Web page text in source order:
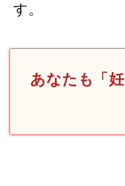
す。
あなたも「